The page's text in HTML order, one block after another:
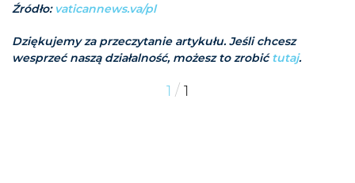
Źródło: vaticannews.va/pl
Dziękujemy za przeczytanie artykułu. Jeśli chcesz
wesprzeć naszą działalność, możesz to zrobićtutaj.
1 / 1